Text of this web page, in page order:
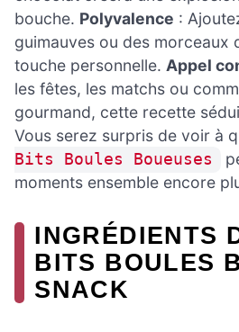
bouche. Polyvalence :
guimauves ou des morceaux
touche personnelle. Appel
les fêtes, les matchs ou
gourmand, cette recette
Vous serez surpris de voir à
Bits Boules Boueuses
moments ensemble encore
INGRÉDIENTS
BITS BOULES
SNACK